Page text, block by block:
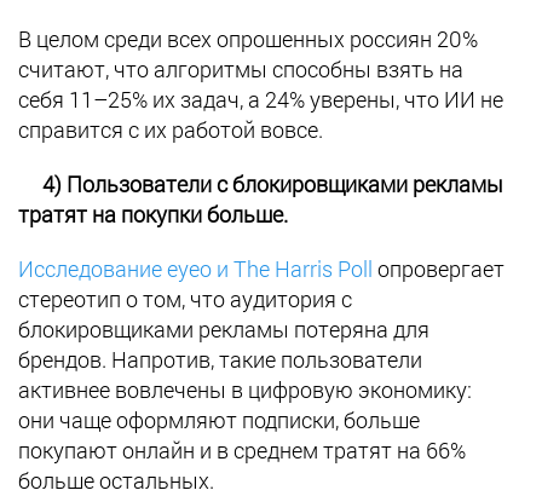
В целом среди всех опрошенных россиян 20%
считают, что алгоритмы способны взять на
себя 11–25% их задач, а 24% уверены, что ИИ не
справится с их работой вовсе.
4) Пользователи с блокировщиками рекламы
тратят на покупки больше.
Исследование eyeo и The Harris Poll опровергает
стереотип о том, что аудитория с
блокировщиками рекламы потеряна для
брендов. Напротив, такие пользователи
активнее вовлечены в цифровую экономику:
они чаще оформляют подписки, больше
покупают онлайн и в среднем тратят на 66%
больше остальных.